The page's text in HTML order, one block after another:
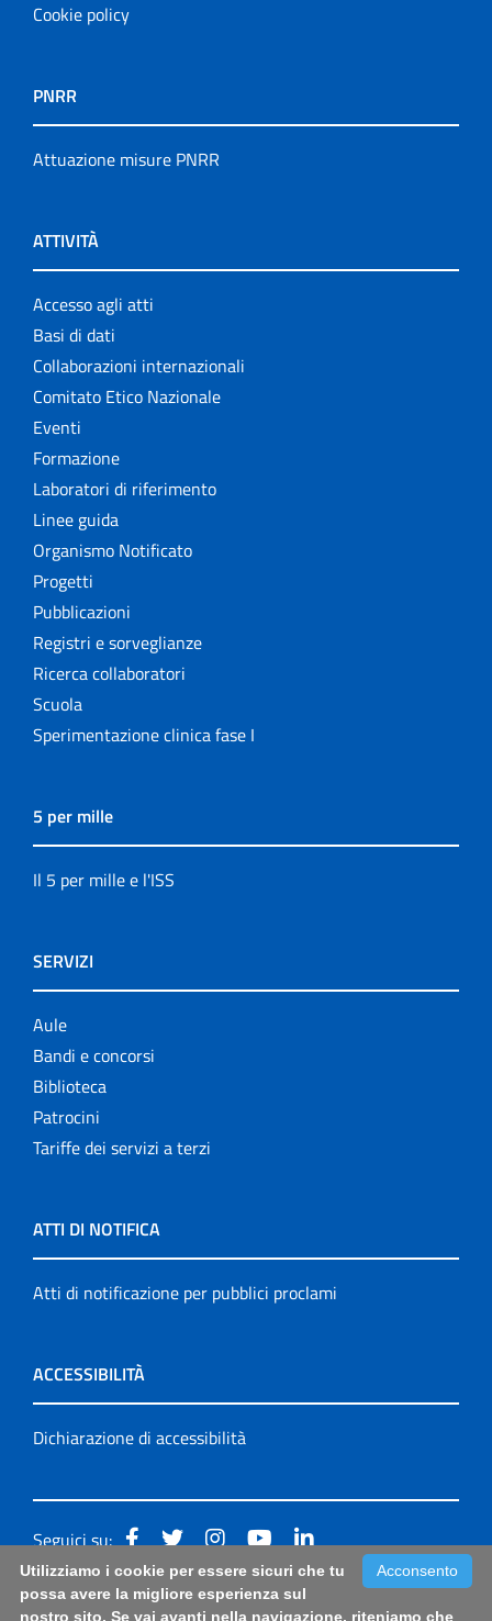
Cookie policy
PNRR
Attuazione misure PNRR
ATTIVITÀ
Accesso agli atti
Basi di dati
Collaborazioni internazionali
Comitato Etico Nazionale
Eventi
Formazione
Laboratori di riferimento
Linee guida
Organismo Notificato
Progetti
Pubblicazioni
Registri e sorveglianze
Ricerca collaboratori
Scuola
Sperimentazione clinica fase I
5 per mille
Il 5 per mille e l'ISS
SERVIZI
Aule
Bandi e concorsi
Biblioteca
Patrocini
Tariffe dei servizi a terzi
ATTI DI NOTIFICA
Atti di notificazione per pubblici proclami
ACCESSIBILITÀ
Dichiarazione di accessibilità
Seguici su:
Accessibilità: form di segnalazione di prima istanza per
Acconsento
Utilizziamo i cookie per essere sicuri che tu
possa avere la migliore esperienza sul
nostro sito. Se vai avanti nella navigazione, riteniamo che